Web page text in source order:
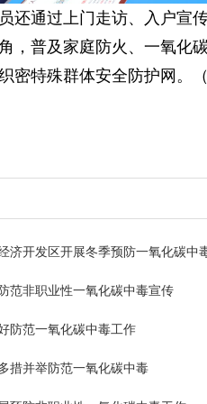
还通过上门走访、入户宣
，普及家庭防火、一氧化
密特殊群体安全防护网。
济开发区开展冬季预防一氧化碳中
范非职业性一氧化碳中毒宣传
防范一氧化碳中毒工作
措并举防范一氧化碳中毒